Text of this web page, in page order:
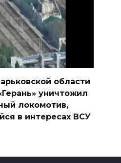
области
уничтожил
локомотив,
в интересах ВСУ